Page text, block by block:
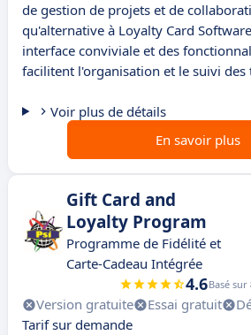
de gestion de projets et de
qu'alternative à Loyalty Card
interface conviviale et des
facilitent l'organisation et le suivi des
Voir plus de détails
En savoir plus
Gift Card and
Loyalty Program
Programme de Fidélité et
Carte-Cadeau Intégrée
4.6Basé sur
Version gratuite Essai gratuit
Tarif sur demande